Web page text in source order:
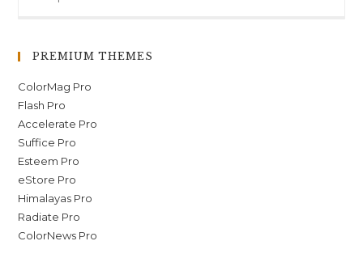
PREMIUM THEMES
ColorMag Pro
Flash Pro
Accelerate Pro
Suffice Pro
Esteem Pro
eStore Pro
Himalayas Pro
Radiate Pro
ColorNews Pro